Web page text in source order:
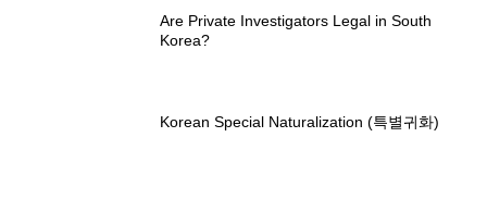
Are Private Investigators Legal in South
Korea?
Korean Special Naturalization (특별귀화)